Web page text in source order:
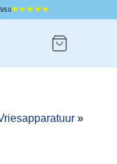
een gemiddelde van 4.5/5.0
»